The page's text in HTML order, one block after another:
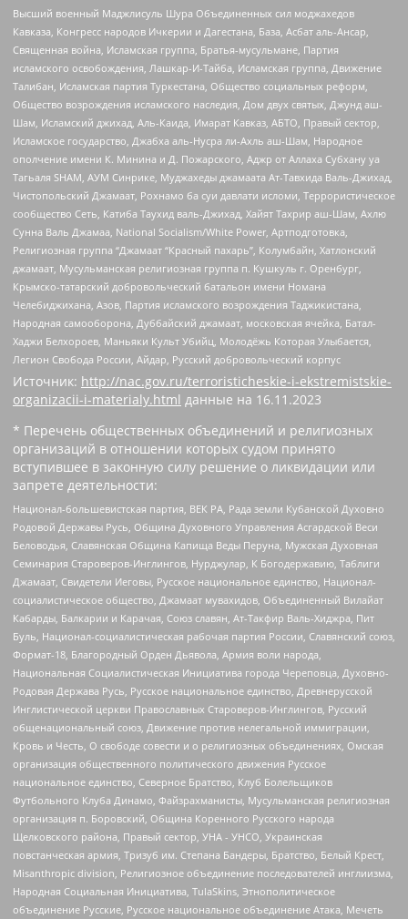
Высший военный Маджлисуль Шура Объединенных сил моджахедов
Кавказа, Конгресс народов Ичкерии и Дагестана, База, Асбат аль-Ансар,
Священная война, Исламская группа, Братья-мусульмане, Партия
исламского освобождения, Лашкар-И-Тайба, Исламская группа, Движение
Талибан, Исламская партия Туркестана, Общество социальных реформ,
Общество возрождения исламского наследия, Дом двух святых, Джунд аш-
Шам, Исламский джихад, Аль-Каида, Имарат Кавказ, АБТО, Правый сектор,
Исламское государство, Джабха аль-Нусра ли-Ахль аш-Шам, Народное
ополчение имени К. Минина и Д. Пожарского, Аджр от Аллаха Субхану уа
Тагьаля SHAM, АУМ Синрике, Муджахеды джамаата Ат-Тавхида Валь-Джихад,
Чистопольский Джамаат, Рохнамо ба суи давлати исломи, Террористическое
сообщество Сеть, Катиба Таухид валь-Джихад, Хайят Тахрир аш-Шам, Ахлю
Сунна Валь Джамаа, National Socialism/White Power, Артподготовка,
Религиозная группа “Джамаат “Красный пахарь”, Колумбайн, Хатлонский
джамаат, Мусульманская религиозная группа п. Кушкуль г. Оренбург,
Крымско-татарский добровольческий батальон имени Номана
Челебиджихана, Азов, Партия исламского возрождения Таджикистана,
Народная самооборона, Дуббайский джамаат, московская ячейка, Батал-
Хаджи Белхороев, Маньяки Культ Убийц, Молодёжь Которая Улыбается,
Легион Свобода России, Айдар, Русский добровольческий корпус
Источник: http://nac.gov.ru/terroristicheskie-i-ekstremistskie-
organizacii-i-materialy.html данные на 16.11.2023
* Перечень общественных объединений и религиозных
организаций в отношении которых судом принято
вступившее в законную силу решение о ликвидации или
запрете деятельности:
Национал-большевистская партия, ВЕК РА, Рада земли Кубанской Духовно
Родовой Державы Русь, Община Духовного Управления Асгардской Веси
Беловодья, Славянская Община Капища Веды Перуна, Мужская Духовная
Семинария Староверов-Инглингов, Нурджулар, К Богодержавию, Таблиги
Джамаат, Свидетели Иеговы, Русское национальное единство, Национал-
социалистическое общество, Джамаат мувахидов, Объединенный Вилайат
Кабарды, Балкарии и Карачая, Союз славян, Ат-Такфир Валь-Хиджра, Пит
Буль, Национал-социалистическая рабочая партия России, Славянский союз,
Формат-18, Благородный Орден Дьявола, Армия воли народа,
Национальная Социалистическая Инициатива города Череповца, Духовно-
Родовая Держава Русь, Русское национальное единство, Древнерусской
Инглистической церкви Православных Староверов-Инглингов, Русский
общенациональный союз, Движение против нелегальной иммиграции,
Кровь и Честь, О свободе совести и о религиозных объединениях, Омская
организация общественного политического движения Русское
национальное единство, Северное Братство, Клуб Болельщиков
Футбольного Клуба Динамо, Файзрахманисты, Мусульманская религиозная
организация п. Боровский, Община Коренного Русского народа
Щелковского района, Правый сектор, УНА - УНСО, Украинская
повстанческая армия, Тризуб им. Степана Бандеры, Братство, Белый Крест,
Misanthropic division, Религиозное объединение последователей инглиизма,
Народная Социальная Инициатива, TulaSkins, Этнополитическое
объединение Русские, Русское национальное объединение Атака, Мечеть